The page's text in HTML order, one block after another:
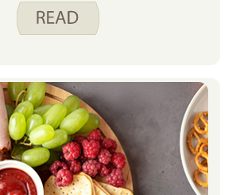
wie man einen Snack in
verwandeln kann.
auch Kichererbsen
sind eine gute
Ballaststoffe und Eiweiß,
Nährstoffe, die man in
aufnehmen sollte.